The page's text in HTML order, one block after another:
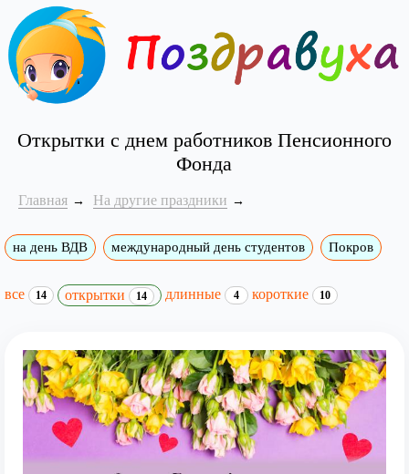
Открытки с днем работников Пенсионного
Фонда
Главная На другие праздники
на день ВДВ международный день студентов Покров
все 14 открытки 14 длинные 4 короткие 10